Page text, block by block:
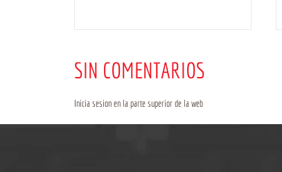
SIN COMENTARIOS
Inicia sesion en la parte superior de la web